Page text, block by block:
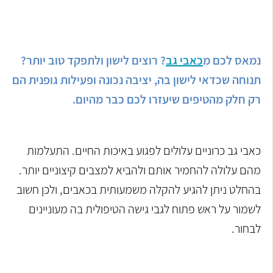
נמאס לכם מכאבי גב? רוצים לישון ולתפקד טוב יותר?
תנוחה שכדאי לישון בה, יציבה נכונה ופעילות גופנית הם
רק חלק מהטיפים שיעזרו לכם כבר מהיום.
כאבי גב כרוניים עלולים לפגוע באיכות החיים. התעלמות
מהם עלולה להחמיר אותם ולהביא למצבים קיצוניים יותר.
בהחלט ניתן להגיע להקלה משמעותית בכאבים, ולכן חשוב
לשמור על ראש פתוח לגבי גישה הטיפולית בה מעוניינים
לבחור.